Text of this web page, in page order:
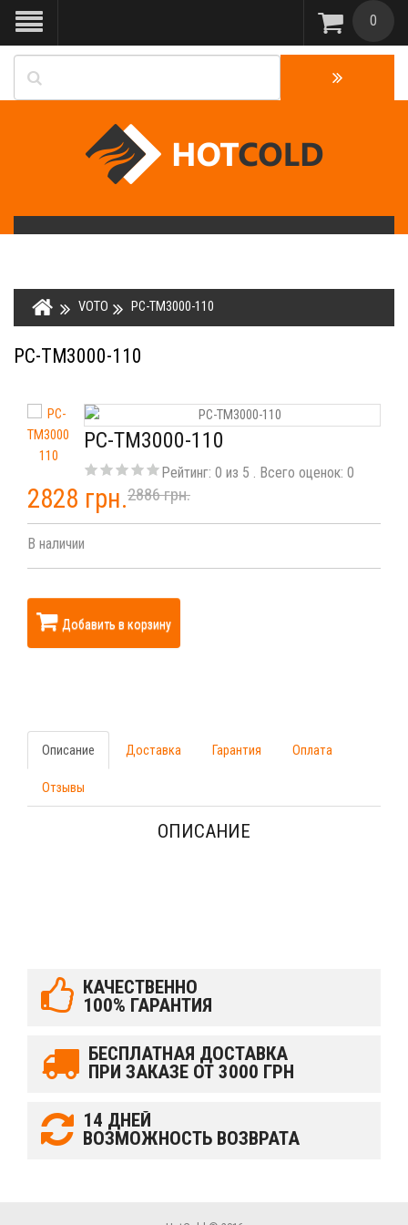
0
VOTO PC-TM3000-110
PC-TM3000-110
PC-TM3000-110
Рейтинг:0 из 5 . Всего оценок:0
2886 грн.
2828 грн.
В наличии
Добавить в корзину
Описание Доставка Гарантия Оплата
Отзывы
ОПИСАНИЕ
КАЧЕСТВЕННО
100% ГАРАНТИЯ
БЕСПЛАТНАЯ ДОСТАВКА
ПРИ ЗАКАЗЕ ОТ 3000 ГРН
14 ДНЕЙ
ВОЗМОЖНОСТЬ ВОЗВРАТА